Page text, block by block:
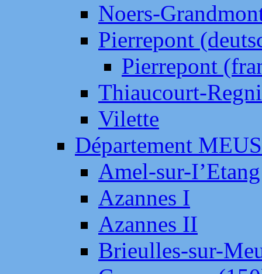
Noers-
Pierrepont
Pierrepont
Thiaucourt-
Vilette
Département
Amel-sur-
Azannes I
Azannes II
Brieulles-sur-